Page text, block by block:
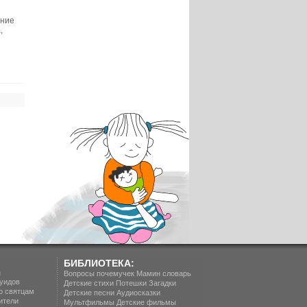
святцам
БИБЛИОТЕКА:
Вопросы почемучек Мамин словарь
Детские стихи Потешки Загадки
Детские песни Аудиосказки
Мультфильмы Детские фильмы